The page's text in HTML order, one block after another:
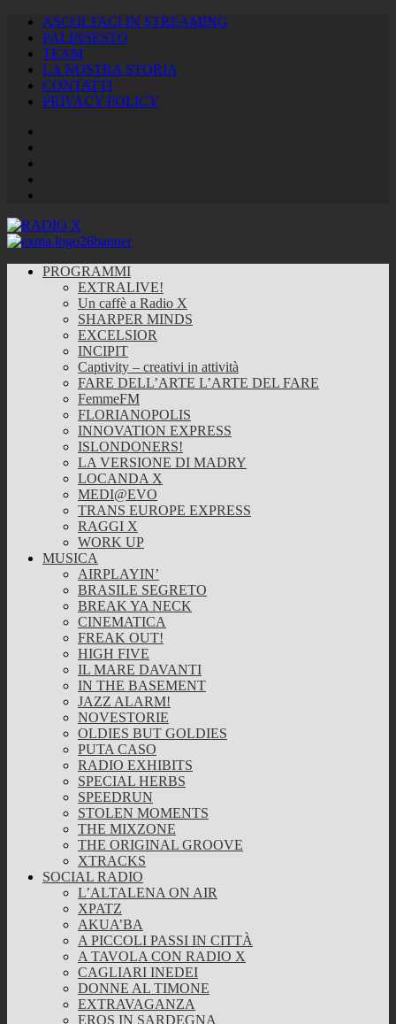
ASCOLTACI IN STREAMING
PALINSESTO
TEAM
LA NOSTRA STORIA
CONTATTI
PRIVACY POLICY
PROGRAMMI
EXTRALIVE!
Un caffè a Radio X
SHARPER MINDS
EXCELSIOR
INCIPIT
Captivity – creativi in attività
FARE DELL’ARTE L’ARTE DEL FARE
FemmeFM
FLORIANOPOLIS
INNOVATION EXPRESS
ISLONDONERS!
LA VERSIONE DI MADRY
LOCANDA X
MEDI@EVO
TRANS EUROPE EXPRESS
RAGGI X
WORK UP
MUSICA
AIRPLAYIN’
BRASILE SEGRETO
BREAK YA NECK
CINEMATICA
FREAK OUT!
HIGH FIVE
IL MARE DAVANTI
IN THE BASEMENT
JAZZ ALARM!
NOVESTORIE
OLDIES BUT GOLDIES
PUTA CASO
RADIO EXHIBITS
SPECIAL HERBS
SPEEDRUN
STOLEN MOMENTS
THE MIXZONE
THE ORIGINAL GROOVE
XTRACKS
SOCIAL RADIO
L’ALTALENA ON AIR
XPATZ
AKUA’BA
A PICCOLI PASSI IN CITTÀ
A TAVOLA CON RADIO X
CAGLIARI INEDEI
DONNE AL TIMONE
EXTRAVAGANZA
EROS IN SARDEGNA